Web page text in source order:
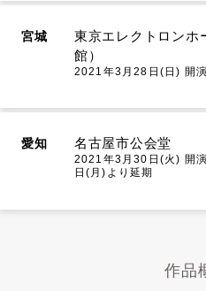
宮城
東京エレクトロンホ
館）
2021年3月28日(日) 開
愛知 名古屋市公会堂
2021年3月30日(火)
日(月)より延期
作品